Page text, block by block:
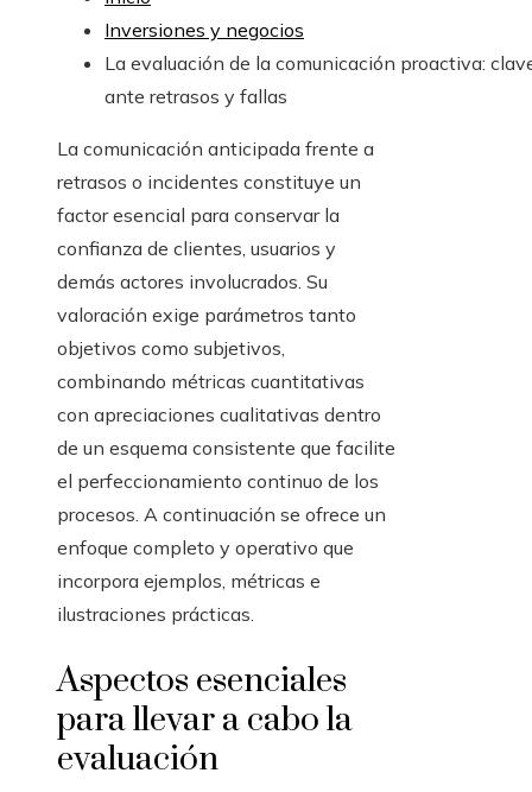
Inversiones y negocios
La evaluación de la comunicación proactiva:
ante retrasos y fallas
La comunicación anticipada frente a
retrasos o incidentes constituye un
factor esencial para conservar la
confianza de clientes, usuarios y
demás actores involucrados. Su
valoración exige parámetros tanto
objetivos como subjetivos,
combinando métricas cuantitativas
con apreciaciones cualitativas dentro
de un esquema consistente que facilite
el perfeccionamiento continuo de los
procesos. A continuación se ofrece un
enfoque completo y operativo que
incorpora ejemplos, métricas e
ilustraciones prácticas.
Aspectos esenciales
para llevar a cabo la
evaluación